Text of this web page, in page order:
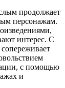
продолжает
персонажам.
интерес. С
с помощью
и